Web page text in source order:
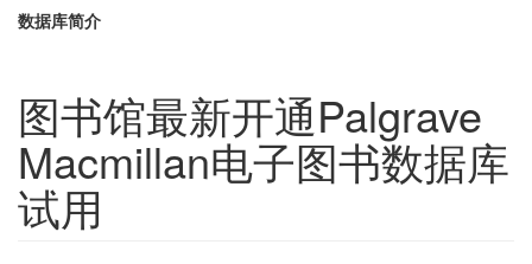
数据库简介
图书馆最新开通Palgrave
Macmillan电子图书数据库
试用